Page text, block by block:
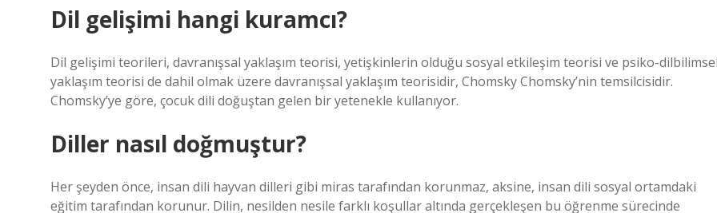
Dil gelişimi hangi kuramcı?
Dil gelişimi teorileri, davranışsal yaklaşım teorisi, yetişkinlerin olduğu sosyal etkileşim teorisi ve psiko-
yaklaşım teorisi de dahil olmak üzere davranışsal yaklaşım teorisidir, Chomsky Chomsky’nin temsilcisidir.
Chomsky’ye göre, çocuk dili doğuştan gelen bir yetenekle kullanıyor.
Diller nasıl doğmuştur?
Her şeyden önce, insan dili hayvan dilleri gibi miras tarafından korunmaz, aksine, insan dili sosyal ortamdaki
eğitim tarafından korunur. Dilin, nesilden nesile farklı koşullar altında gerçekleşen bu öğrenme sürecinde